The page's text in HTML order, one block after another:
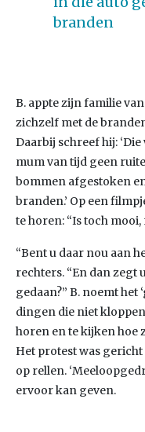
branden
B. appte zijn familie
zichzelf met de
Daarbij schreef hij:
mum van tijd geen
bommen afgestoken
branden.’ Op een
te horen: “Is toch mooi,
“Bent u daar nou aan
rechters. “En dan zegt
gedaan?” B. noemt het
dingen die niet
horen en te kijken hoe
Het protest was
op rellen.
ervoor kan geven.